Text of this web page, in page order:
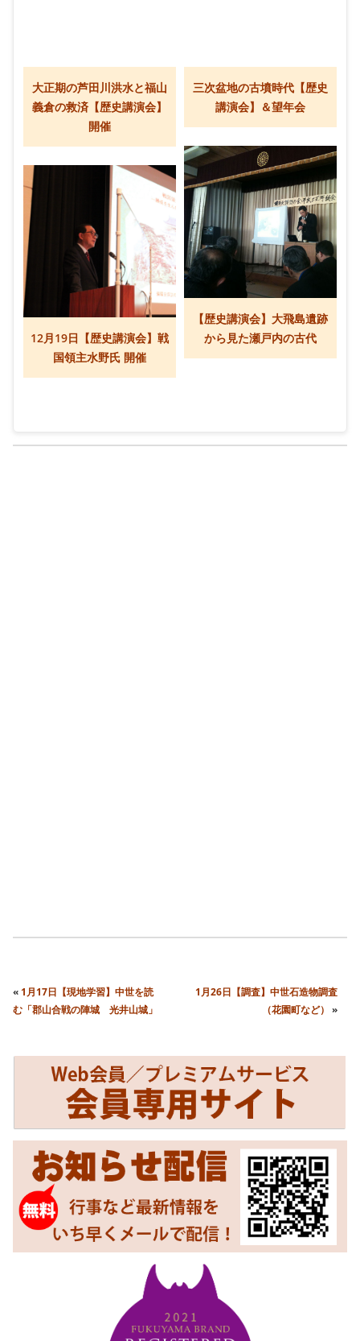
大正期の芦田川洪水と福山
義倉の救済【歴史講演会】
開催
三次盆地の古墳時代【歴史
講演会】＆望年会
【歴史講演会】大飛島遺跡
から見た瀬戸内の古代
12月19日【歴史講演会】戦
国領主水野氏 開催
« 1月17日【現地学習】中世を読
む「郡山合戦の陣城 光井山城」
1月26日【調査】中世石造物調査
（花園町など） »